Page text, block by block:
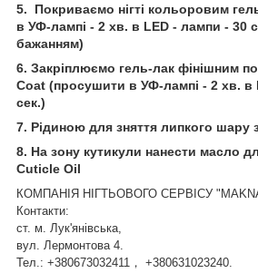
5.
Покриваємо нігті кольоровим
в УФ-лампі - 2 хв. в LED - лампи - 30
бажанням)
6. Закріплюємо гель-лак фінішним
Coat (просушити в УФ-лампі - 2 хв. в
сек.)
7. Рідиною для зняття липкого шару
8. На зону кутикули нанести масло
Cuticle Oil
КОМПАНІЯ НІГТЬОВОГО СЕРВІСУ
Контакти:
ст. м. Лук'янівська,
вул. Лермонтова 4.
Тел.: +380673032411， +380631023240.